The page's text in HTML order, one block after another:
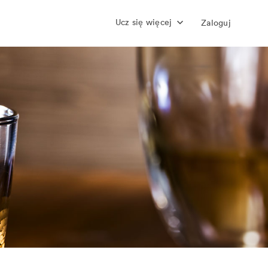
Ucz się więcej Zaloguj